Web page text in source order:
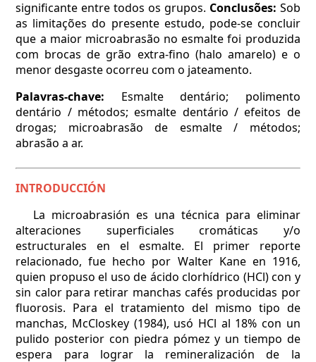
significante entre todos os grupos. Conclusões: Sob
as limitações do presente estudo, pode-se concluir
que a maior microabrasão no esmalte foi produzida
com brocas de grão extra-fino (halo amarelo) e o
menor desgaste ocorreu com o jateamento.
Palavras-chave: Esmalte dentário; polimento
dentário / métodos; esmalte dentário / efeitos de
drogas; microabrasão de esmalte / métodos;
abrasão a ar.
INTRODUCCIÓN
La microabrasión es una técnica para eliminar
alteraciones superficiales cromáticas y/o
estructurales en el esmalte. El primer reporte
relacionado, fue hecho por Walter Kane en 1916,
quien propuso el uso de ácido clorhídrico (HCl) con y
sin calor para retirar manchas cafés producidas por
fluorosis. Para el tratamiento del mismo tipo de
manchas, McCloskey (1984), usó HCl al 18% con un
pulido posterior con piedra pómez y un tiempo de
espera para lograr la remineralización de la